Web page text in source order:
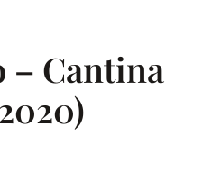
– Cantina